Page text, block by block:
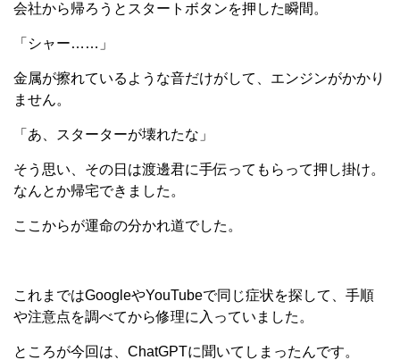
会社から帰ろうとスタートボタンを押した瞬間。
「シャー……」
金属が擦れているような音だけがして、エンジンがかかり
ません。
「あ、スターターが壊れたな」
そう思い、その日は渡邊君に手伝ってもらって押し掛け。
なんとか帰宅できました。
ここからが運命の分かれ道でした。
これまではGoogleやYouTubeで同じ症状を探して、手順
や注意点を調べてから修理に入っていました。
ところが今回は、ChatGPTに聞いてしまったんです。